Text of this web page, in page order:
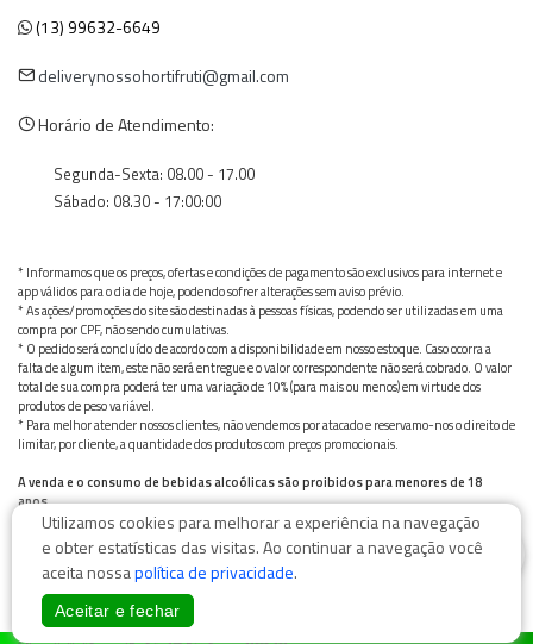
(13) 99632-6649
deliverynossohortifruti@gmail.com
Horário de Atendimento:
Segunda-Sexta: 08.00 - 17.00
Sábado: 08.30 - 17:00:00
* Informamos que os preços, ofertas e condições de pagamento são exclusivos para internet e
app válidos para o dia de hoje, podendo sofrer alterações sem aviso prévio.
* As ações/promoções do site são destinadas à pessoas físicas, podendo ser utilizadas em uma
compra por CPF, não sendo cumulativas.
* O pedido será concluído de acordo com a disponibilidade em nosso estoque. Caso ocorra a
falta de algum item, este não será entregue e o valor correspondente não será cobrado. O valor
total de sua compra poderá ter uma variação de 10% (para mais ou menos) em virtude dos
produtos de peso variável.
* Para melhor atender nossos clientes, não vendemos por atacado e reservamo-nos o direito de
limitar, por cliente, a quantidade dos produtos com preços promocionais.
A venda e o consumo de bebidas alcoólicas são proibidos para menores de 18
anos.
Bebida alcoólica pode causar dependência química e, em excesso, provoca graves males à saúde.
Beba com moderação
Utilizamos cookies para melhorar a experiência na navegação
e obter estatísticas das visitas. Ao continuar a navegação você
aceita nossapolítica de privacidade.
Aceitar e fechar